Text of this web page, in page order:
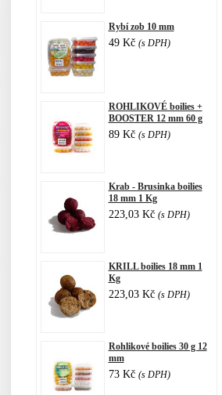
Rybí zob 10 mm
49 Kč (s DPH)
ROHLIKOVÉ boilies +
BOOSTER 12 mm 60 g
89 Kč (s DPH)
Krab - Brusinka boilies
18 mm 1 Kg
223,03 Kč (s DPH)
KRILL boilies 18 mm 1
Kg
223,03 Kč (s DPH)
Rohlikové boilies 30 g 12
mm
73 Kč (s DPH)